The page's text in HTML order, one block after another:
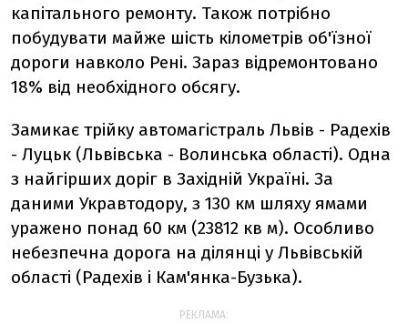
капітального ремонту. Також потрібно
побудувати майже шість кілометрів об'їзної
дороги навколо Рені. Зараз відремонтовано
18% від необхідного обсягу.
Замикає трійку автомагістраль Львів - Радехів
- Луцьк (Львівська - Волинська області). Одна
з найгірших доріг в Західній Україні. За
даними Укравтодору, з 130 км шляху ямами
уражено понад 60 км (23812 кв м). Особливо
небезпечна дорога на ділянці у Львівській
області (Радехів і Кам'янка-Бузька).
РЕКЛАМА: